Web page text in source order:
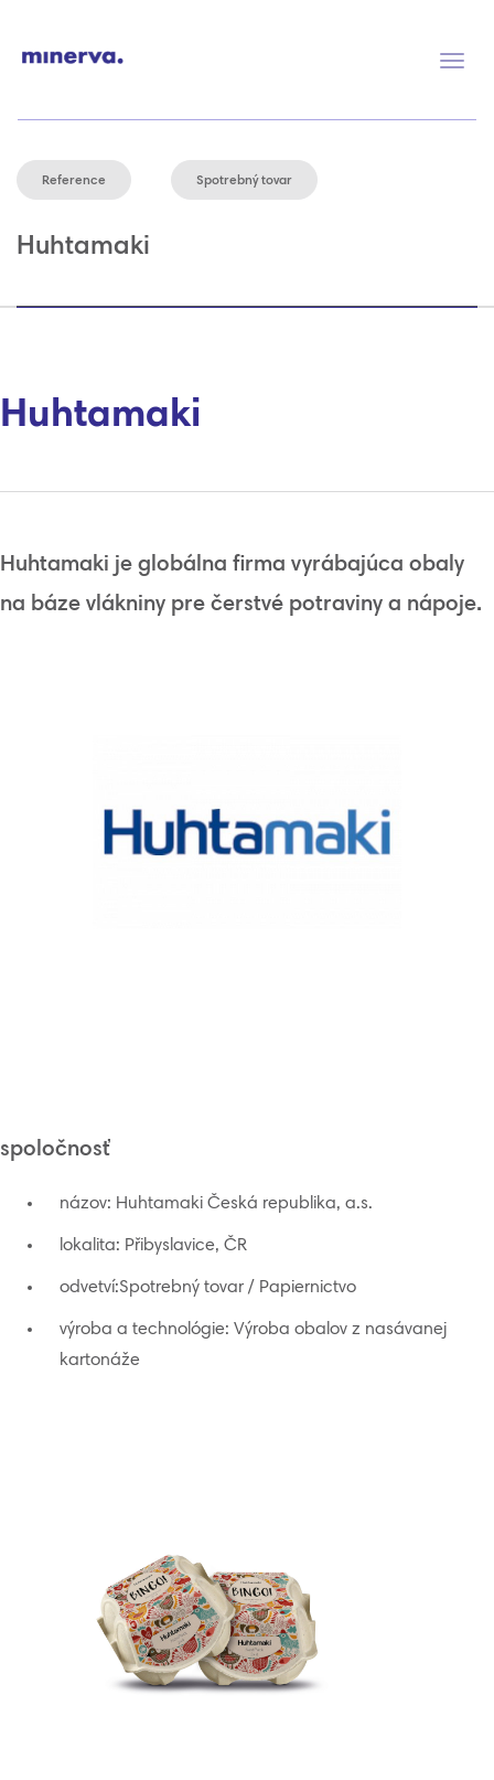
Reference Spotrebný tovar
Huhtamaki
Huhtamaki
Huhtamaki je globálna firma vyrábajúca obaly
na báze vlákniny pre čerstvé potraviny a nápoje.
spoločnosť
názov: Huhtamaki Česká republika, a.s.
lokalita: Přibyslavice, ČR
odvetví:Spotrebný tovar / Papiernictvo
výroba a technológie: Výroba obalov z nasávanej
kartonáže